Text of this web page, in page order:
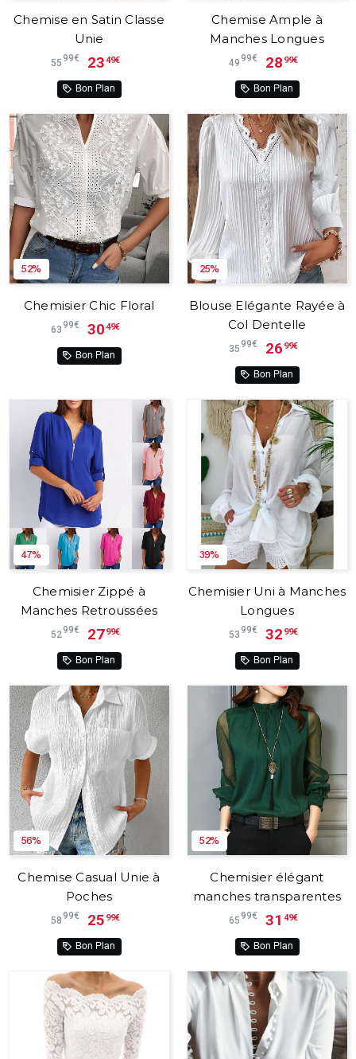
Chemise en Satin Classe
Unie
5599€ 2349€
Bon Plan
Chemise Ample à
Manches Longues
4999€ 28 99€
Bon Plan
52%
Chemisier Chic Floral
6399€ 3049€
Bon Plan
25%
Blouse Elégante Rayée à
Col Dentelle
3599€ 26 99€
Bon Plan
47%
Chemisier Zippé à
Manches Retroussées
5299€ 2799€
Bon Plan
39%
Chemisier Uni à Manches
Longues
5399€ 32 99€
Bon Plan
56%
Chemise Casual Unie à
Poches
5899€ 25 99€
Bon Plan
52%
Chemisier élégant
manches transparentes
6599€ 31 49€
Bon Plan